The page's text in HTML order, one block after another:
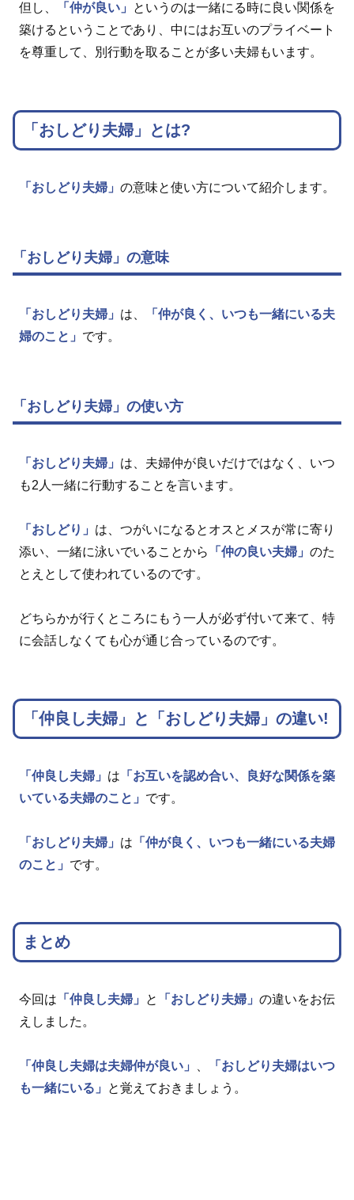
但し、 「仲が良い」
というのは一緒にる時に良い関係を
築けるということであり、中にはお互いのプライベート
を尊重して、別行動を取ることが多い夫婦もいます。
「おしどり夫婦」とは?
「おしどり夫婦」 の意味と使い方について紹介します。
「おしどり夫婦」の意味
「おしどり夫婦」 は、
「仲が良く、いつも一緒にいる夫
婦のこと」 です。
「おしどり夫婦」の使い方
「おしどり夫婦」 は、夫婦仲が良いだけではなく、いつ
も2人一緒に行動することを言います。
「おしどり」 は、つがいになるとオスとメスが常に寄り
添い、一緒に泳いでいることから
「仲の良い夫婦」 のた
とえとして使われているのです。
どちらかが行くところにもう一人が必ず付いて来て、特
に会話しなくても心が通じ合っているのです。
「仲良し夫婦」と「おしどり夫婦」の違い!
「仲良し夫婦」 は 「お互いを認め合い、良好な関係を築
いている夫婦のこと」 です。
「おしどり夫婦」 は 「仲が良く、いつも一緒にいる夫婦
のこと」 です。
まとめ
今回は 「仲良し夫婦」 と 「おしどり夫婦」 の違いをお伝
えしました。
「仲良し夫婦は夫婦仲が良い」
「おしどり夫婦はいつ
も一緒にいる」
と覚えておきましょう。